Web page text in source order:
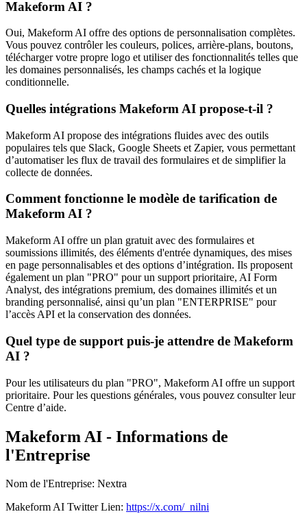
Makeform AI ?
Oui, Makeform AI offre des options de personnalisation complètes.
Vous pouvez contrôler les couleurs, polices, arrière-plans, boutons,
télécharger votre propre logo et utiliser des fonctionnalités telles que
les domaines personnalisés, les champs cachés et la logique
conditionnelle.
Quelles intégrations Makeform AI propose-t-il ?
Makeform AI propose des intégrations fluides avec des outils
populaires tels que Slack, Google Sheets et Zapier, vous permettant
d’automatiser les flux de travail des formulaires et de simplifier la
collecte de données.
Comment fonctionne le modèle de tarification de
Makeform AI ?
Makeform AI offre un plan gratuit avec des formulaires et
soumissions illimités, des éléments d'entrée dynamiques, des mises
en page personnalisables et des options d’intégration. Ils proposent
également un plan "PRO" pour un support prioritaire, AI Form
Analyst, des intégrations premium, des domaines illimités et un
branding personnalisé, ainsi qu’un plan "ENTERPRISE" pour
l’accès API et la conservation des données.
Quel type de support puis-je attendre de Makeform
AI ?
Pour les utilisateurs du plan "PRO", Makeform AI offre un support
prioritaire. Pour les questions générales, vous pouvez consulter leur
Centre d’aide.
Makeform AI - Informations de
l'Entreprise
Nom de l'Entreprise: Nextra
Makeform AI Twitter Lien: https://x.com/_nilni